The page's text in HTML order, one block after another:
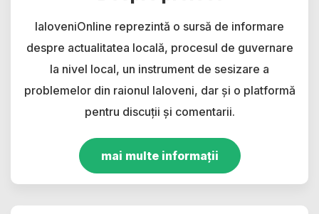
IaloveniOnline reprezintă o sursă de informare
despre actualitatea locală, procesul de guvernare
la nivel local, un instrument de sesizare a
problemelor din raionul Ialoveni, dar și o platformă
pentru discuții și comentarii.
mai multe informații